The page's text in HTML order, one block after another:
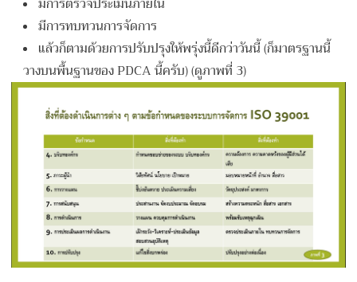
มีการทบทวนการจัดการ
แล้วก็ตามด้วยการปรับปรุงให้พรุ่งนี้ดีกว่าวันนี้ (ก็มาตรฐานนี้
วางบนพื้นฐานของPDCA นี้ครับ)(ดูภาพที่ 3)